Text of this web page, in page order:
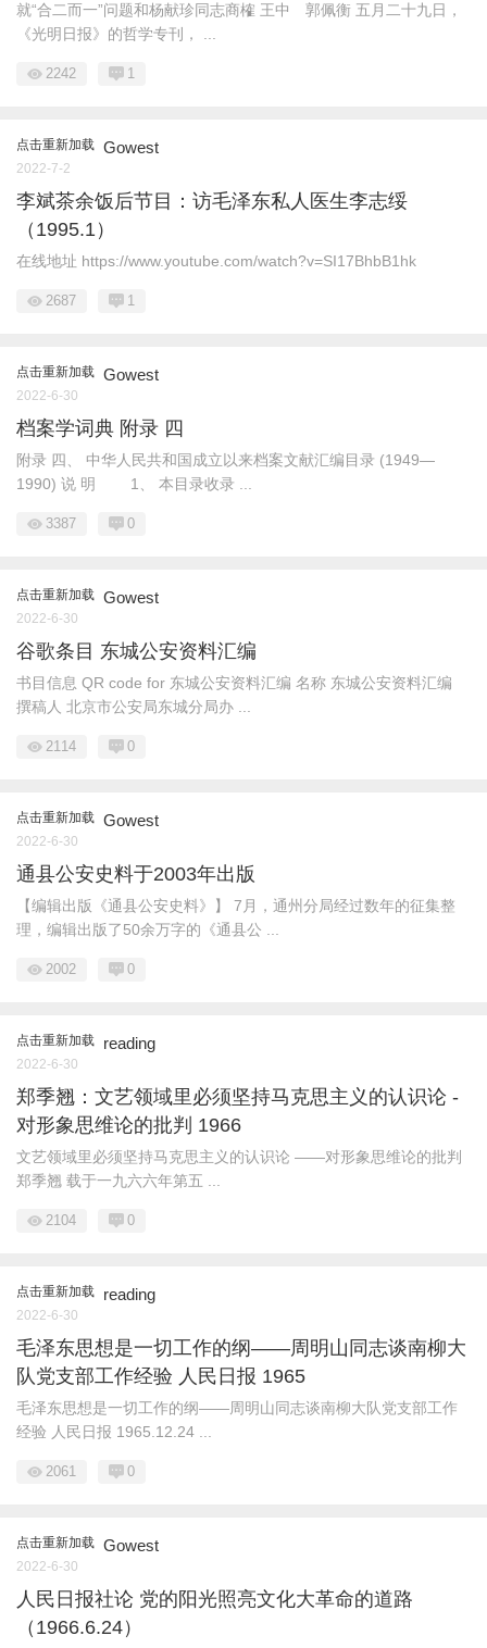
就“合二而一”问题和杨献珍同志商榷 王中 郭佩衡 五月二十九日，
《光明日报》的哲学专刊， ...
2242 1
点击重新加载 Gowest
2022-7-2
李斌茶余饭后节目：访毛泽东私人医生李志绥
（1995.1）
在线地址 https://www.youtube.com/watch?v=SI17BhbB1hk
2687 1
点击重新加载 Gowest
2022-6-30
档案学词典 附录 四
附录 四、 中华人民共和国成立以来档案文献汇编目录 (1949—
1990) 说 明 1、 本目录收录 ...
3387 0
点击重新加载 Gowest
2022-6-30
谷歌条目 东城公安资料汇编
书目信息 QR code for 东城公安资料汇编 名称 东城公安资料汇编
撰稿人 北京市公安局东城分局办 ...
2114 0
点击重新加载 Gowest
2022-6-30
通县公安史料于2003年出版
【编辑出版《通县公安史料》】 7月，通州分局经过数年的征集整
理，编辑出版了50余万字的《通县公 ...
2002 0
点击重新加载 reading
2022-6-30
郑季翘：文艺领域里必须坚持马克思主义的认识论 -
对形象思维论的批判 1966
文艺领域里必须坚持马克思主义的认识论 ——对形象思维论的批判
郑季翘 载于一九六六年第五 ...
2104 0
点击重新加载 reading
2022-6-30
毛泽东思想是一切工作的纲——周明山同志谈南柳大
队党支部工作经验 人民日报 1965
毛泽东思想是一切工作的纲——周明山同志谈南柳大队党支部工作
经验 人民日报 1965.12.24 ...
2061 0
点击重新加载 Gowest
2022-6-30
人民日报社论 党的阳光照亮文化大革命的道路
（1966.6.24）